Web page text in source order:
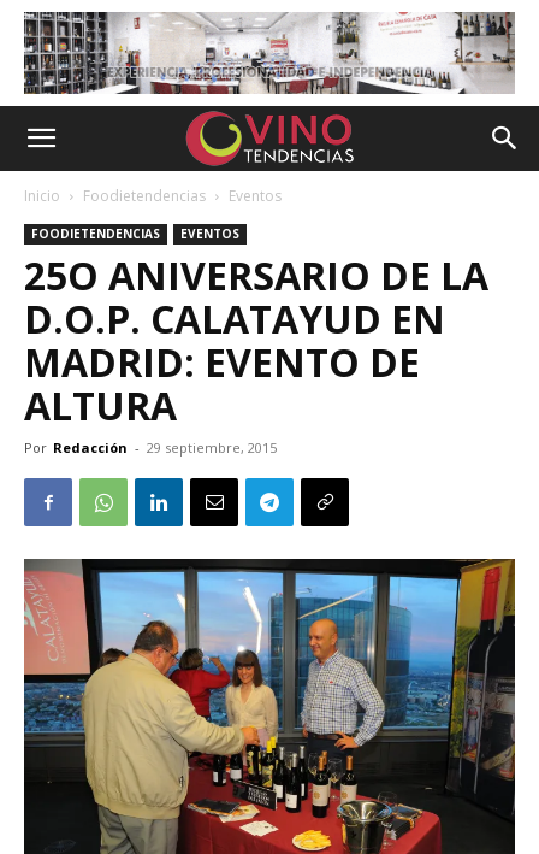
Inicio Foodietendencias Eventos
FOODIETENDENCIAS EVENTOS
25O ANIVERSARIO DE LA
D.O.P. CALATAYUD EN
MADRID: EVENTO DE
ALTURA
Por Redacción - 29 septiembre, 2015